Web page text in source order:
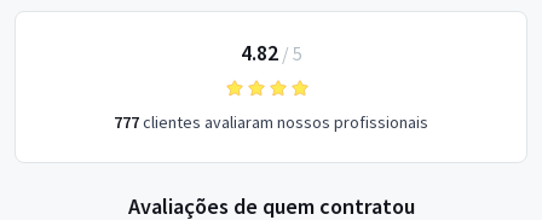
4.82/ 5
777clientes avaliaram nossos profissionais
Avaliações de quem contratou